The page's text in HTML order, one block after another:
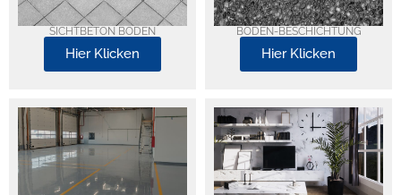
SICHTBETON BODEN
Hier Klicken
BODEN-BESCHICHTUNG
Hier Klicken